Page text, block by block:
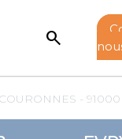
search
- 91000